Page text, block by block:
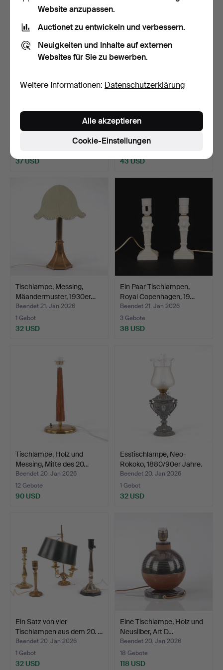
TISCHLAMPEN. ein Paar,
„Laterne“, Glas, IK…
Beendet 25. Jan 2026
37 USD
Tischlampe, Bergboms,
Messing, zweite Hälf…
Beendet 23. Jan 2026
43 USD
Tischlampe, Messing,
Mäandermuster, 1930er…
Beendet 21. Jan 2026
1 Gebot
32 USD
Ein Paar Tischlampen,
Royal Copenhagen, 19…
Beendet 21. Jan 2026
3 Gebote
38 USD
Tischlampe, Holz und
Messing, Mitte des 20…
Beendet 20. Jan 2026
12 Gebote
90 USD
Esstischlampe, Neo-
Rokoko, 1880/90er Jahre.
Beendet 20. Jan 2026
1 Gebot
32 USD
Ein Satz von vier
Tischlampen aus dem 20. …
Beendet 20. Jan 2026
1 Gebot
32 USD
Eine Tischlampe, Holz und
Neusilber, Art D…
Beendet 20. Jan 2026
18 Gebote
118 USD
Website anzupassen.
Auctionet zu entwickeln und verbessern.
Neuigkeiten und Inhalte auf externen
Websites für Sie zu bewerben.
Weitere Informationen: Datenschutzerklärung
Cookie-Einstellungen
Alle akzeptieren